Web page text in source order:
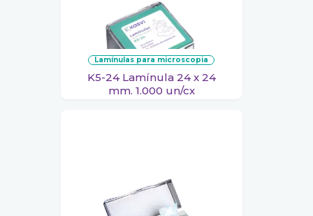
lamínulas para microscopia
K5-24 Lamínula 24 x 24
mm. 1.000 un/cx